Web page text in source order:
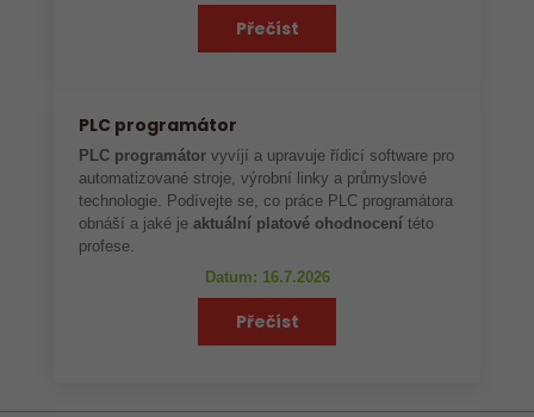
Přečíst
PLC programátor
PLC programátor vyvíjí a upravuje řídicí software pro
automatizované stroje, výrobní linky a průmyslové
technologie. Podívejte se, co práce PLC programátora
obnáší a jaké je aktuální platové ohodnocení této
profese.
Datum: 16.7.2026
Přečíst